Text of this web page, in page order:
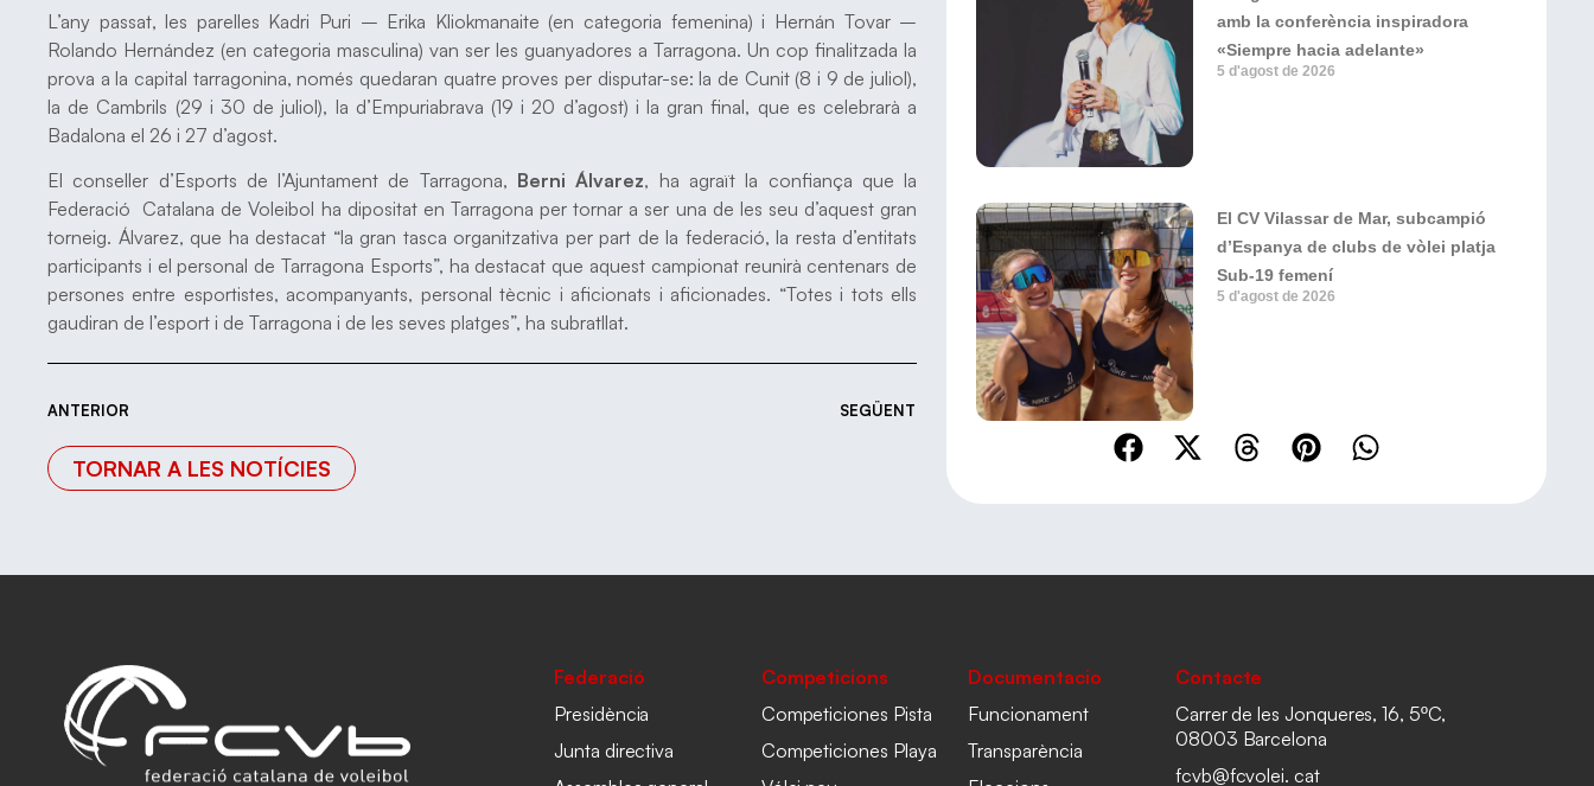
L’any passat, les parelles Kadri Puri – Erika Kliokmanaite (en categoria femenina) i Hernán Tovar –
Rolando Hernández (en categoria masculina) van ser les guanyadores a Tarragona. Un cop finalitzada la
prova a la capital tarragonina, només quedaran quatre proves per disputar-se: la de Cunit (8 i 9 de juliol),
la de Cambrils (29 i 30 de juliol), la d’Empuriabrava (19 i 20 d’agost) i la gran final, que es celebrarà a
Badalona el 26 i 27 d’agost.
El conseller d’Esports de l’Ajuntament de Tarragona, Berni Álvarez, ha agraït la confiança que la
Federació Catalana de Voleibol ha dipositat en Tarragona per tornar a ser una de les seu d’aquest gran
torneig. Álvarez, que ha destacat “la gran tasca organitzativa per part de la federació, la resta d’entitats
participants i el personal de Tarragona Esports”, ha destacat que aquest campionat reunirà centenars de
persones entre esportistes, acompanyants, personal tècnic i aficionats i aficionades. “Totes i tots ells
gaudiran de l’esport i de Tarragona i de les seves platges”, ha subratllat.
ANTERIOR SEGÜENT
TORNAR A LES NOTÍCIES
amb la conferència inspiradora
«Siempre hacia adelante»
5 d'agost de 2026
El CV Vilassar de Mar, subcampió
d’Espanya de clubs de vòlei platja
Sub-19 femení
5 d'agost de 2026
Federació
Presidència
Junta directiva
Competicions
Competiciones Pista
Competiciones Playa
Documentacio
Funcionament
Transparència
Contacte
Carrer de les Jonqueres, 16, 5ºC,
08003 Barcelona
fcvb@fcvolei. cat